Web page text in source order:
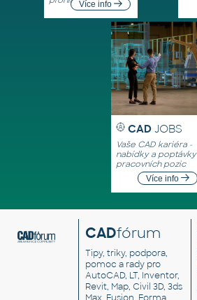
Více info
CAD JOBS
Vaše CAD kariéra -
nabídky a poptávky
pracovních pozic
Více info
CADfórum
Tipy, triky, podpora,
pomoc a rady pro
AutoCAD, LT, Inventor,
Revit, Map, Civil 3D, 3ds